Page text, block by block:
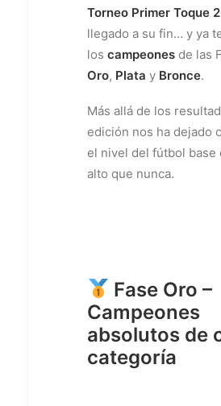
Torneo Primer Toque
llegado a su fin… y ya
los campeones de las
Oro, Plata y Bronce.
Más allá de los
edición nos ha dejado
el nivel del fútbol base
alto que nunca.
Fase Oro –
Campeones
absolutos de
categoría